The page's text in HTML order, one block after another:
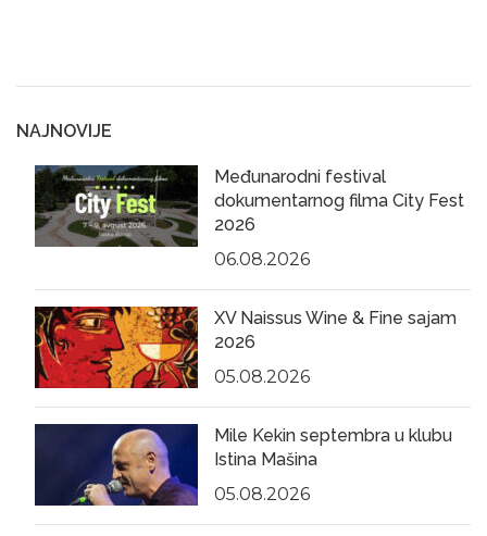
NAJNOVIJE
Međunarodni festival
dokumentarnog filma City Fest
2026
06.08.2026
XV Naissus Wine & Fine sajam
2026
05.08.2026
Mile Kekin septembra u klubu
Istina Mašina
05.08.2026